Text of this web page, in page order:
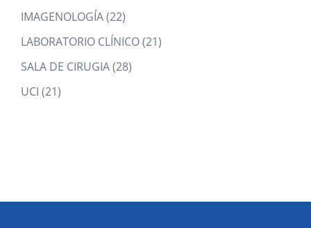
IMAGENOLOGÍA 2222
products
LABORATORIO CLÍNICO 2121
SALA DE CIRUGIA 2828
UCI 2121